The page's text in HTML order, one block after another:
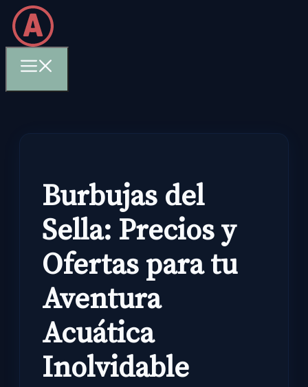
Skip
to
content
Burbujas del
Sella: Precios y
Ofertas para tu
Aventura
Acuática
Inolvidable